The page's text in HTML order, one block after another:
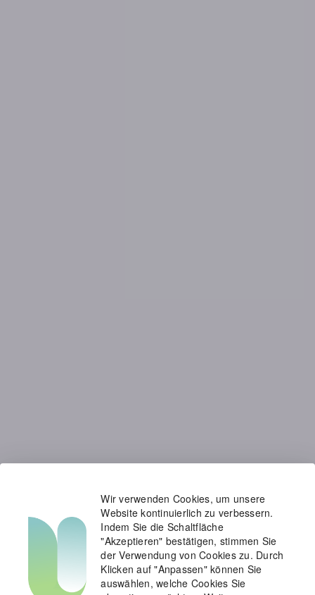
Wir verwenden Cookies, um unsere
Website kontinuierlich zu verbessern.
Indem Sie die Schaltfläche
"Akzeptieren" bestätigen, stimmen Sie
der Verwendung von Cookies zu. Durch
Klicken auf "Anpassen" können Sie
auswählen, welche Cookies Sie